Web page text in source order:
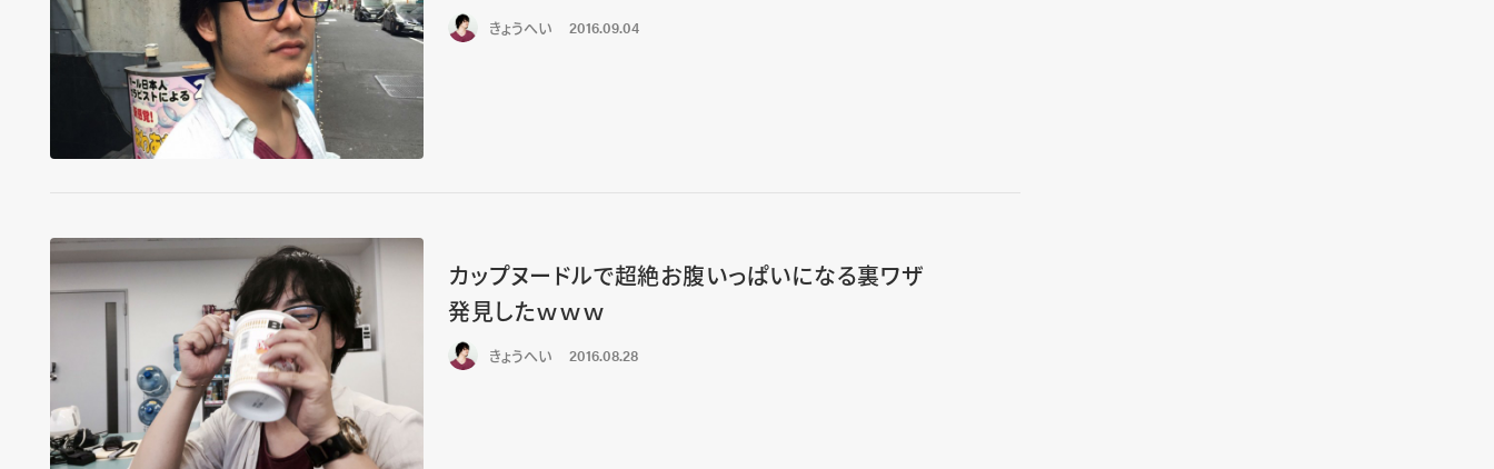
きょうへい 2016.09.04
カップヌードルで超絶お腹いっぱいになる裏ワザ
発見したｗｗｗ
きょうへい 2016.08.28